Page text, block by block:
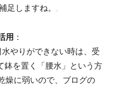
足しますね。
用 ：
やりができない時は、受
鉢を置く「腰水」という方
燥に弱いので、ブログの